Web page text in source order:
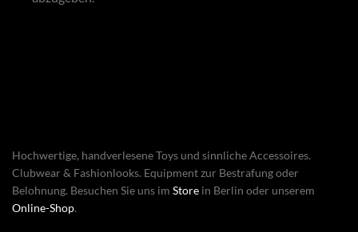
Hochwertige, handverlesene Toys und sinnliche Accessoires.
Clubwear & Fashionlooks. Equipment zur Bestrafung oder
Belohnung. Besuchen Sie uns im Store in Berlin oder unserem
Online-Shop.